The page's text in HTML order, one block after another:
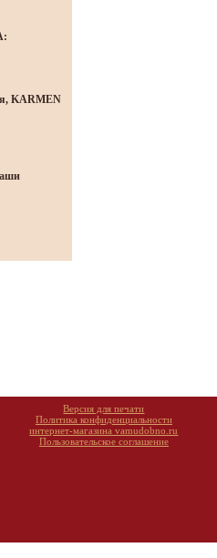
KARMEN
Версия для печати
Политика конфиденциальности
интернет-магазина vamudobno.ru
Пользовательское соглашение